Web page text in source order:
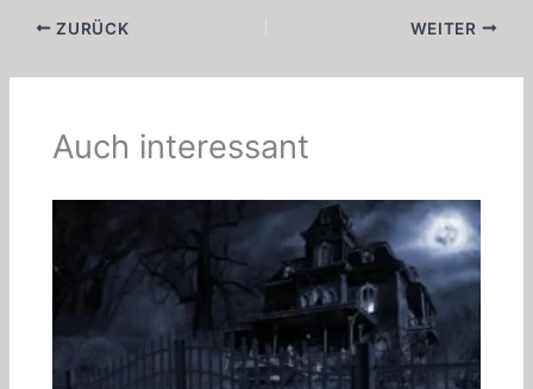
ZURÜCK WEITER
Auch interessant